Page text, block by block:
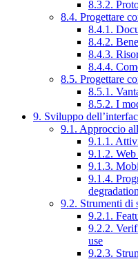
8.3.2.
8.4. Progettare
8.4.1.
8.4.2.
8.4.3.
8.4.4.
8.5. Progettare
8.5.1.
8.5.2. I
9. Sviluppo
9.1. Approccio
9.1.1.
9.1.2. Web
9.1.3.
9.1.4.
degradation
9.2. Strumenti di
9.2.1.
9.2.2.
use
9.2.3.